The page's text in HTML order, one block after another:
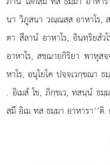
นา วิภูสนา วณฺณสฺส อาหาโร,
ตา สีลานํ อาหาโร, อินฺทฺริยสํว
อาหาโร, สชฺฌายกิริยา พาหุ
หาโร, อนุโยโค ปจฺจเวกฺขณา
. อิเมสํ โข, ภิกฺขเว, ทสนฺนํ ธ
สฺมึ อิเม ทส ธมฺมา อาหารา’’ติ.